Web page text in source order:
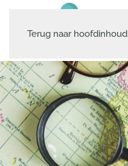
Terug naar hoofdinhoud